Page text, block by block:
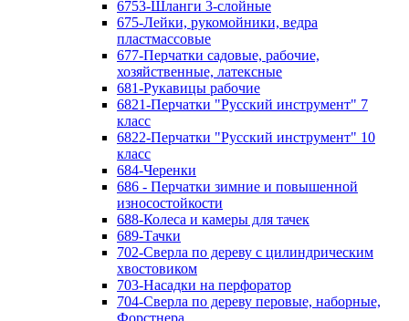
6753-Шланги 3-слойные
675-Лейки, рукомойники, ведра
пластмассовые
677-Перчатки садовые, рабочие,
хозяйственные, латексные
681-Рукавицы рабочие
6821-Перчатки "Русский инструмент" 7
класс
6822-Перчатки "Русский инструмент" 10
класс
684-Черенки
686 - Перчатки зимние и повышенной
износостойкости
688-Колеса и камеры для тачек
689-Тачки
702-Сверла по дереву с цилиндрическим
хвостовиком
703-Насадки на перфоратор
704-Сверла по дереву перовые, наборные,
Форстнера